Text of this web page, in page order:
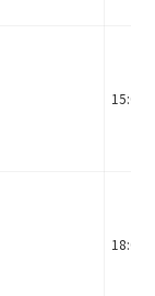
15:00
18:00